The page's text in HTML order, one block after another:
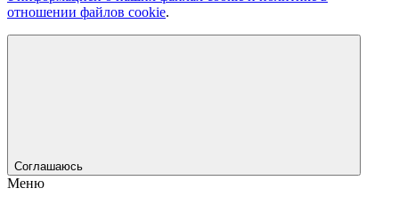
отношении файлов cookie.
Соглашаюсь
Меню